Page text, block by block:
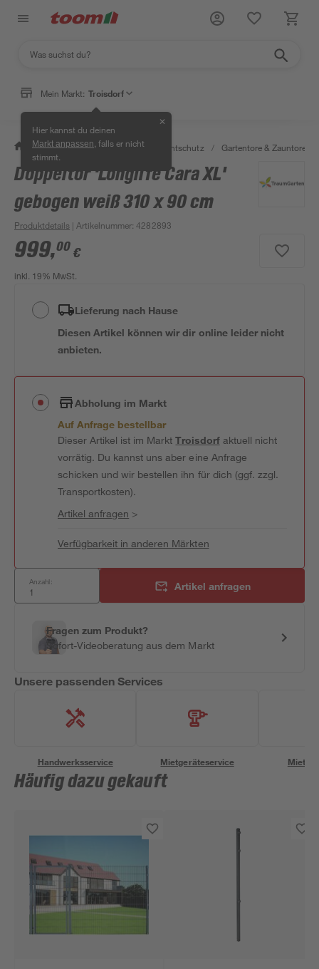
Mein Markt: Troisdorf
Hier kannst du deinen
Markt anpassen , falls er nicht
stimmt.
✕
/ Garten & Freizeit / Zäune & Sichtschutz / Gartentore & Zauntore
Doppeltor 'Longlife Cara XL'
gebogen weiß 310 x 90 cm
Produktdetails | Artikelnummer:4282893
999,00 €
inkl. 19% MwSt.
Lieferung nach Hause
Diesen Artikel können wir dir online leider nicht
anbieten.
Abholung im Markt
Auf Anfrage bestellbar
Dieser Artikel ist im MarktTroisdorfaktuell nicht
vorrätig. Du kannst uns aber eine Anfrage
schicken und wir bestellen ihn für dich (ggf. zzgl.
Transportkosten).
Artikel anfragen >
Verfügbarkeit in anderen Märkten
Anzahl: Artikel anfragen
Fragen zum Produkt?
Sofort-Videoberatung aus dem Markt
Unsere passenden Services
Handwerksservice Mietgeräteservice
Häufig dazu gekauft